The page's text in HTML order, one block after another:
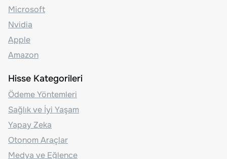
Microsoft
Nvidia
Apple
Amazon
Hisse Kategorileri
Ödeme Yöntemleri
Sağlık ve İyi Yaşam
Yapay Zeka
Otonom Araçlar
Medya ve Eğlence